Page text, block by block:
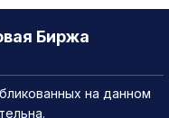
Биржа
на данном